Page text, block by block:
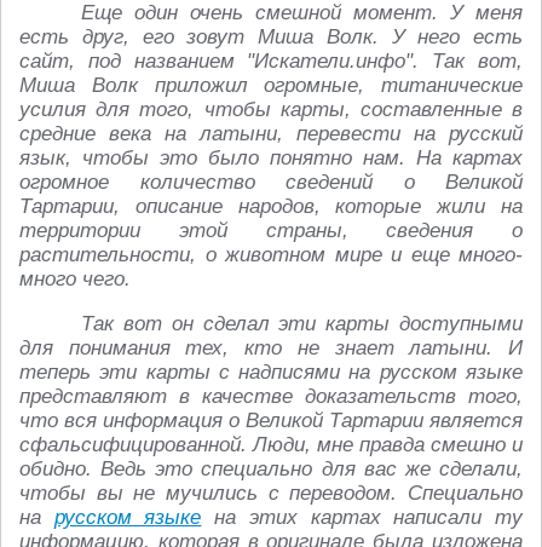
Еще один очень смешной момент. У меня
есть друг, его зовут Миша Волк. У него есть
сайт, под названием "Искатели.инфо". Так вот,
Миша Волк приложил огромные, титанические
усилия для того, чтобы карты, составленные в
средние века на латыни, перевести на русский
язык, чтобы это было понятно нам. На картах
огромное количество сведений о Великой
Тартарии, описание народов, которые жили на
территории этой страны, сведения о
растительности, о животном мире и еще много-
много чего.
Так вот он сделал эти карты доступными
для понимания тех, кто не знает латыни. И
теперь эти карты с надписями на русском языке
представляют в качестве доказательств того,
что вся информация о Великой Тартарии является
сфальсифицированной. Люди, мне правда смешно и
обидно. Ведь это специально для вас же сделали,
чтобы вы не мучились с переводом. Специально
на русском языке на этих картах написали ту
информацию, которая в оригинале была изложена